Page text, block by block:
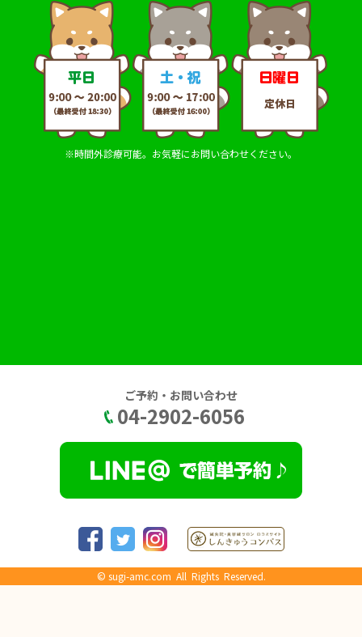
※時間外診療可能。お気軽にお問い合わせください。
ご予約・お問い合わせ
04-2902-6056
© sugi-amc.com All Rights Reserved.